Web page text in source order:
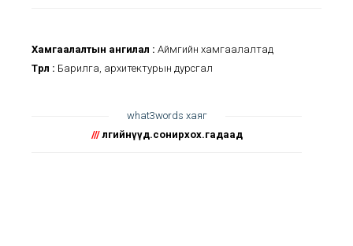
Хамгаалалтын ангилал : Аймгийн хамгаалалтад
Төрөл : Барилга, архитектурын дурсгал
what3words хаяг
/// өлгийнүүд.сонирхох.гадаад